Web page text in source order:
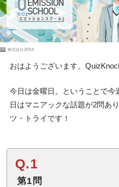
PR 株式会社JERA
おはようございます。
今日は金曜日。ということで今
日はマニアックな話題が2問あ
ツ・トライです！
Q.1
第1問